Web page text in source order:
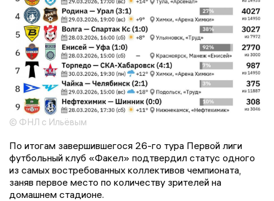
© ФНЛ с Ильёвым
По итогам завершившегося 26-го тура Первой лиги
футбольный клуб «Факел» подтвердил статус одного
из самых востребованных коллективов чемпионата,
заняв первое место по количеству зрителей на
домашнем стадионе.